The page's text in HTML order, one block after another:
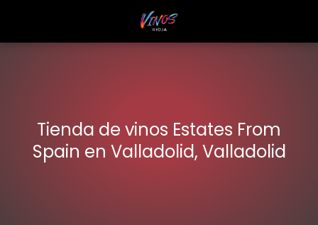
Tienda de vinos Estates From
Spain en Valladolid, Valladolid